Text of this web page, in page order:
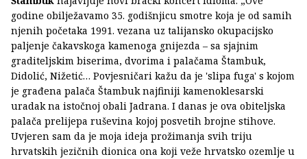
godine obilježavamo 35. godišnjicu smotre koja je od samih
njenih početaka 1991. vezana uz talijansko okupacijsko
paljenje čakavskoga kamenoga gnijezda – sa sjajnim
graditeljskim biserima, dvorima i palačama Štambuk,
Didolić, Nižetić… Povjesničari kažu da je 'slipa fuga' s kojom
je građena palača Štambuk najfiniji kamenoklesarski
uradak na istočnoj obali Jadrana. I danas je ova obiteljska
palača prelijepa ruševina kojoj posvetih brojne stihove.
Uvjeren sam da je moja ideja prožimanja svih triju
hrvatskih jezičnih dionica ona koji veže hrvatsko ozemlje u